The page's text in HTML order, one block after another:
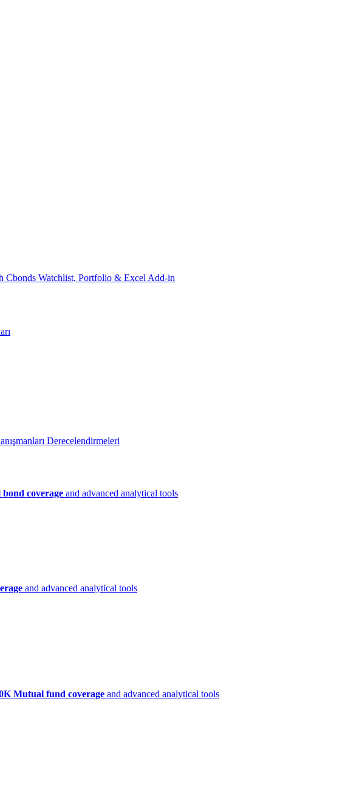
Cbonds Watchlist, Portfolio & Excel Add-in
Derecelendirmeleri
coverage and advanced analytical tools
and advanced analytical tools
Mutual fund coverage and advanced analytical tools